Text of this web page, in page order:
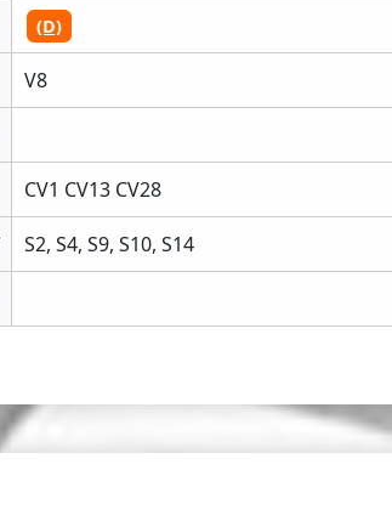
(D)
V8
CV1 CV13 CV28
S2, S4, S9, S10, S14